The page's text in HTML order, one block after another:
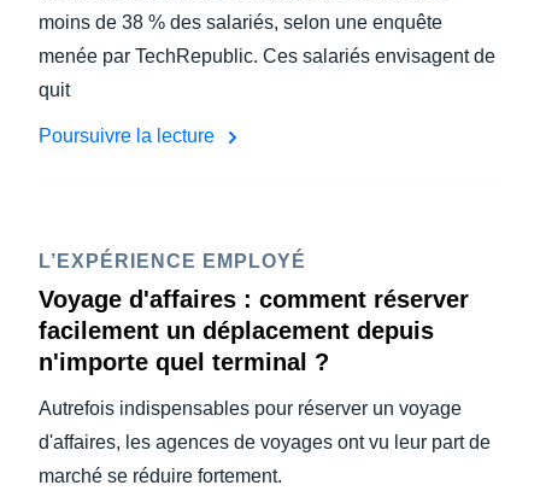
moins de 38 % des salariés, selon une enquête
menée par TechRepublic. Ces salariés envisagent de
quit
Poursuivre la lecture
L’EXPÉRIENCE EMPLOYÉ
Voyage d'affaires : comment réserver
facilement un déplacement depuis
n'importe quel terminal ?
Autrefois indispensables pour réserver un voyage
d'affaires, les agences de voyages ont vu leur part de
marché se réduire fortement.